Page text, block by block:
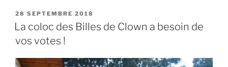
regard
portez-
votre
PUBLIÉ
LE
28 SEPTEMBRE 2018
La coloc des Billes de Clown a besoin de
vos votes !